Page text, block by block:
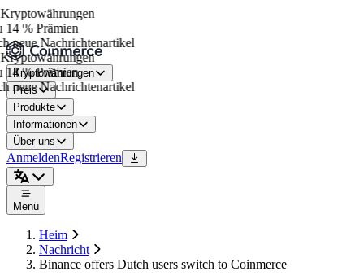
% Prämien
neue Nachrichtenartikel
% Prämien
neue Nachrichtenartikel
Kryptowährungen
Preis
Produkte
Informationen
Über uns
AnmeldenRegistrieren
Menü
Heim
Nachricht
Binance offers Dutch users switch to Coinmerce